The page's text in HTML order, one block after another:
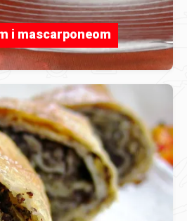
i mascarponeom